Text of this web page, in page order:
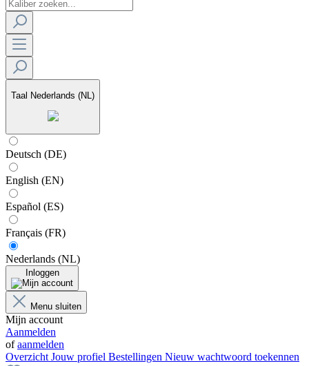
Taal Nederlands (NL)
Deutsch (DE)
English (EN)
Español (ES)
Français (FR)
Nederlands (NL)
Inloggen
Menu sluiten
Mijn account
Aanmelden
ofaanmelden
Overzicht Jouw profiel Bestellingen Nieuw wachtwoord toekennen